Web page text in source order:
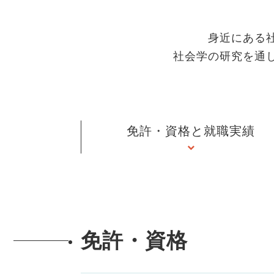
身近にある
社会学の研究を通
免許・資格と就職実績
免許・資格